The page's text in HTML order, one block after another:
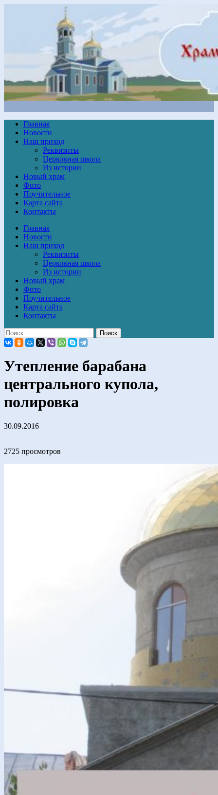
Главная
Новости
Наш приход
Реквизиты
Церковная школа
Из истории
Новый храм
Фото
Поучительное
Карта сайта
Контакты
Главная
Новости
Наш приход
Реквизиты
Церковная школа
Из истории
Новый храм
Фото
Поучительное
Карта сайта
Контакты
Утепление барабана
центрального купола,
полировка
30.09.2016
2725 просмотров